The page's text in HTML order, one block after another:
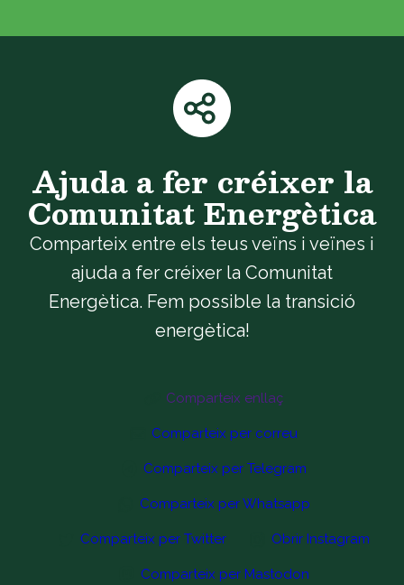
Ajuda a fer créixer la
Comunitat Energètica
Comparteix entre els teus veïns i veïnes i
ajuda a fer créixer la Comunitat
Energètica. Fem possible la transició
energètica!
Comparteix enllaç
Comparteix per correu
Comparteix per Telegram
Comparteix per Whatsapp
Comparteix per Twitter Obrir Instagram
Comparteix per Mastodon